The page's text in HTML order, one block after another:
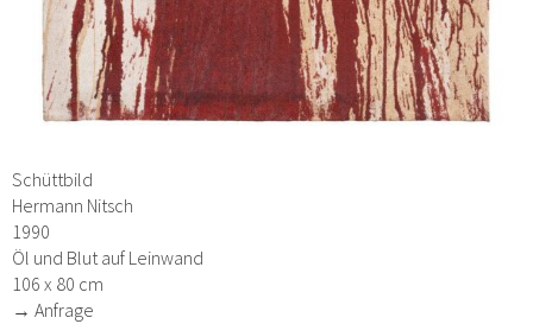
Schüttbild
Hermann Nitsch
1990
Öl und Blut auf Leinwand
106 x 80 cm
→ Anfrage